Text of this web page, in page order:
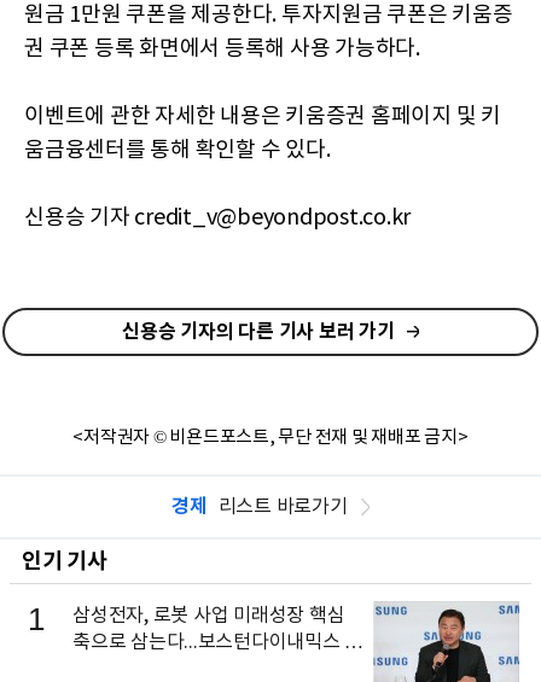
원금 1만원 쿠폰을 제공한다. 투자지원금 쿠폰은 키움증
권 쿠폰 등록 화면에서 등록해 사용 가능하다.
이벤트에 관한 자세한 내용은 키움증권 홈페이지 및 키
움금융센터를 통해 확인할 수 있다.
신용승 기자 credit_v@beyondpost.co.kr
신용승 기자의 다른 기사 보러 가기
<저작권자 © 비욘드포스트, 무단 전재 및 재배포 금지>
경제 리스트 바로가기
인기 기사
1
삼성전자, 로봇 사업 미래성장 핵심
축으로 삼는다...보스턴다이내믹스 출